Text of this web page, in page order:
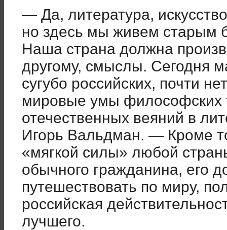
— Да, литература,
но здесь мы живем старым
Наша страна должна
другому, смыслы. Сегодня
сугубо российских, почти
мировые умы философских
отечественных веяний в
Игорь Вальдман. — Кроме
«мягкой силы» любой
обычного гражданина, его
путешествовать по миру,
российская
лучшего.